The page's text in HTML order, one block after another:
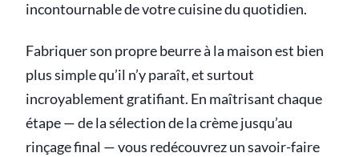
incontournable de votre cuisine du quotidien.
Fabriquer son propre beurre à la maison est bien
plus simple qu’il n’y paraît, et surtout
incroyablement gratifiant. En maîtrisant chaque
étape — de la sélection de la crème jusqu’au
rinçage final — vous redécouvrez un savoir-faire